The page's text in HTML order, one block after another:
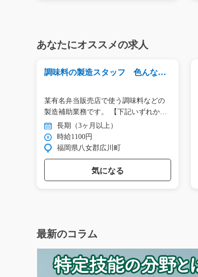
あなたにオススメの求人
調味料の製造スタッフ 色んな工
某有名弁当販売店で使う調味料などの
製造補助業務です。 【下記いずれか…
長期（3ヶ月以上）
時給1100円
福岡県八女郡広川町
気になる
最新のコラム